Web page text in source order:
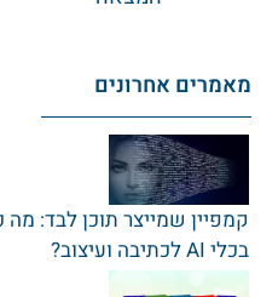
מאמרים אחרונים
קמפיין שמייצר תוכן לבד:
בכלי AI לכתיבה ועיצוב?